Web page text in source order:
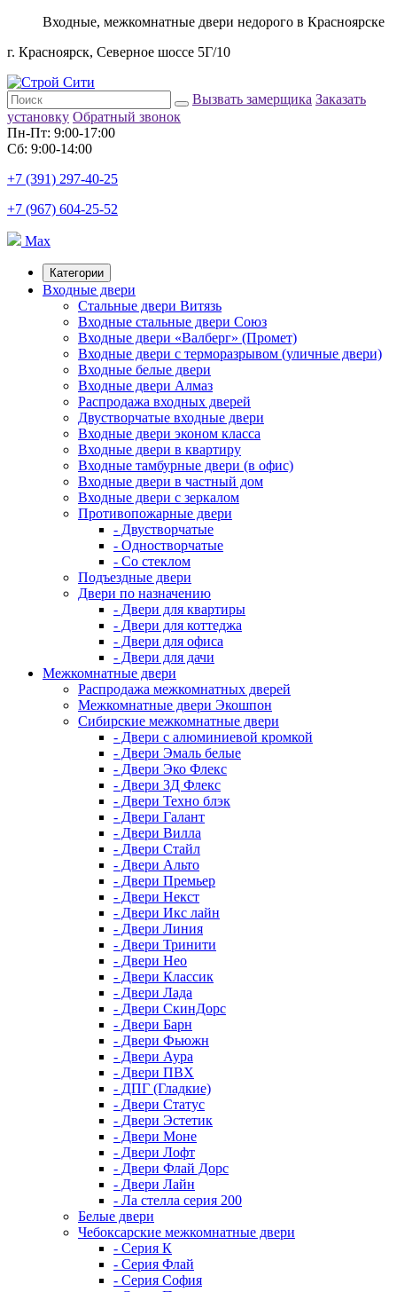
Входные, межкомнатные двери недорого в Красноярске
г. Красноярск, Северное шоссе 5Г/10
Вызвать замерщика Заказать
установку Обратный звонок
Пн-Пт: 9:00-17:00
Сб: 9:00-14:00
+7 (391) 297-40-25
+7 (967) 604-25-52
Max
Категории
Входные двери
Стальные двери Витязь
Входные стальные двери Союз
Входные двери «Валберг» (Промет)
Входные двери с терморазрывом (уличные двери)
Входные белые двери
Входные двери Алмаз
Распродажа входных дверей
Двустворчатые входные двери
Входные двери эконом класса
Входные двери в квартиру
Входные тамбурные двери (в офис)
Входные двери в частный дом
Входные двери с зеркалом
Противопожарные двери
- Двустворчатые
- Одностворчатые
- Со стеклом
Подъездные двери
Двери по назначению
- Двери для квартиры
- Двери для коттеджа
- Двери для офиса
- Двери для дачи
Межкомнатные двери
Распродажа межкомнатных дверей
Межкомнатные двери Экошпон
Сибирские межкомнатные двери
- Двери с алюминиевой кромкой
- Двери Эмаль белые
- Двери Эко Флекс
- Двери 3Д Флекс
- Двери Техно блэк
- Двери Галант
- Двери Вилла
- Двери Стайл
- Двери Альто
- Двери Премьер
- Двери Некст
- Двери Икс лайн
- Двери Линия
- Двери Тринити
- Двери Нео
- Двери Классик
- Двери Лада
- Двери СкинДорс
- Двери Барн
- Двери Фьюжн
- Двери Аура
- Двери ПВХ
- ДПГ (Гладкие)
- Двери Статус
- Двери Эстетик
- Двери Моне
- Двери Лофт
- Двери Флай Дорс
- Двери Лайн
- Ла стелла серия 200
Белые двери
Чебоксарские межкомнатные двери
- Серия К
- Серия Флай
- Серия София